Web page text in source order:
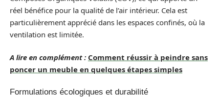
réel bénéfice pour la qualité de l’air intérieur. Cela est
particulièrement apprécié dans les espaces confinés, où la
ventilation est limitée.
A lire en complément : Comment réussir à peindre sans
poncer un meuble en quelques étapes simples
Formulations écologiques et durabilité